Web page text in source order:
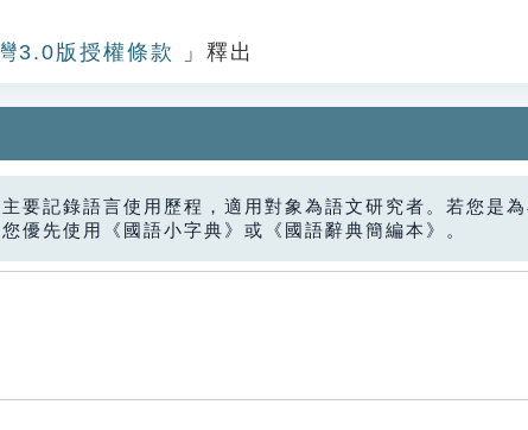
3.0版授權條款 」釋出
要記錄語言使用歷程，適用對象為語文研究者。若您是為
優先使用《國語小字典》或《國語辭典簡編本》。